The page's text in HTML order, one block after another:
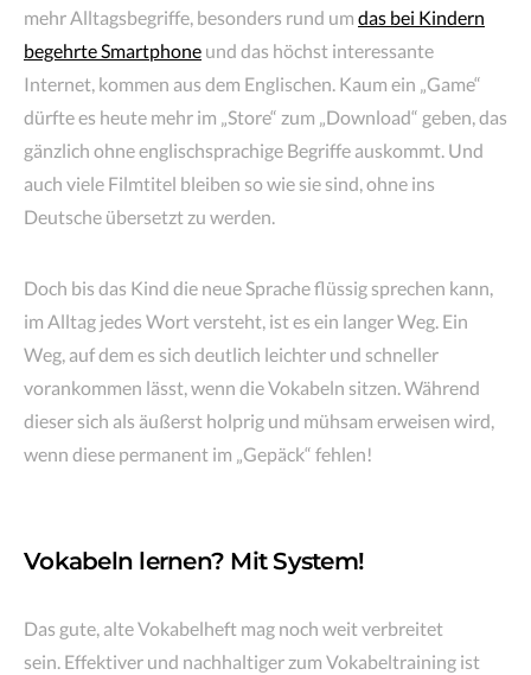
mehr Alltagsbegriffe, besonders rund um das bei Kindern
begehrte Smartphone und das höchst interessante
Internet, kommen aus dem Englischen. Kaum ein „Game“
dürfte es heute mehr im „Store“ zum „Download“ geben, das
gänzlich ohne englischsprachige Begriffe auskommt. Und
auch viele Filmtitel bleiben so wie sie sind, ohne ins
Deutsche übersetzt zu werden.
Doch bis das Kind die neue Sprache flüssig sprechen kann,
im Alltag jedes Wort versteht, ist es ein langer Weg. Ein
Weg, auf dem es sich deutlich leichter und schneller
vorankommen lässt, wenn die Vokabeln sitzen. Während
dieser sich als äußerst holprig und mühsam erweisen wird,
wenn diese permanent im „Gepäck“ fehlen!
Vokabeln lernen? Mit System!
Das gute, alte Vokabelheft mag noch weit verbreitet
sein. Effektiver und nachhaltiger zum Vokabeltraining ist